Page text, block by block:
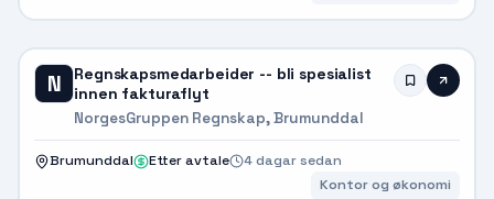
N
Regnskapsmedarbeider -- bli spesialist
innen fakturaflyt
NorgesGruppen Regnskap, Brumunddal
Brumunddal Etter avtale
4 dagar sedan
Kontor og økonomi